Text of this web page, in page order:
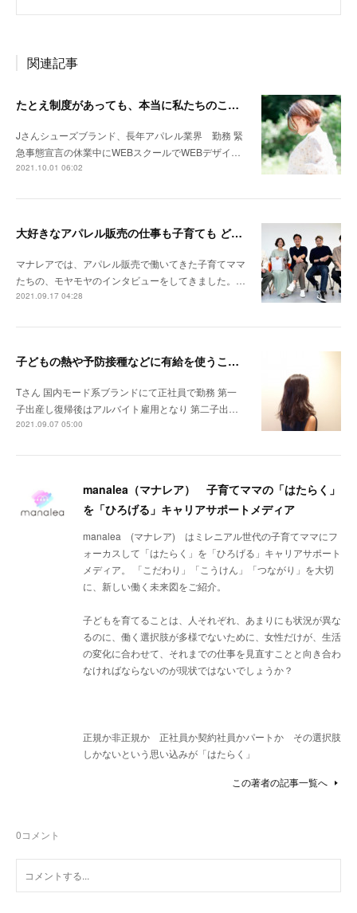
関連記事
たとえ制度があっても、本当に私たちのことをわかってくれていないと感じ追い詰められました
Jさんシューズブランド、長年アパレル業界 勤務 緊
急事態宣言の休業中にWEBスクールでWEBデザイ…
2021.10.01 06:02
大好きなアパレル販売の仕事も子育ても どちらも諦めない新しいはたらき方がここにあります
マナレアでは、アパレル販売で働いてきた子育てママ
たちの、モヤモヤのインタビューをしてきました。…
2021.09.17 04:28
子どもの熱や予防接種などに有給を使うことが出来ない雰囲気でした。
Tさん 国内モード系ブランドにて正社員で勤務 第一
子出産し復帰後はアルバイト雇用となり 第二子出…
2021.09.07 05:00
manalea（マナレア） 子育てママの「はたらく」
を「ひろげる」キャリアサポートメディア
manalea (マナレア) はミレニアル世代の子育てママにフ
ォーカスして「はたらく」を「ひろげる」キャリアサポート
メディア。 「こだわり」「こうけん」「つながり」を大切
に、新しい働く未来図をご紹介。
子どもを育てることは、人それぞれ、あまりにも状況が異な
るのに、働く選択肢が多様でないために、女性だけが、生活
の変化に合わせて、それまでの仕事を見直すことと向き合わ
なければならないのが現状ではないでしょうか？
正規か非正規か 正社員か契約社員かパートか その選択肢
しかないという思い込みが「はたらく」
この著者の記事一覧へ
0コメント